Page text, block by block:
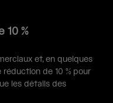
10 %
et, en quelques
de 10 % pour
les détails des